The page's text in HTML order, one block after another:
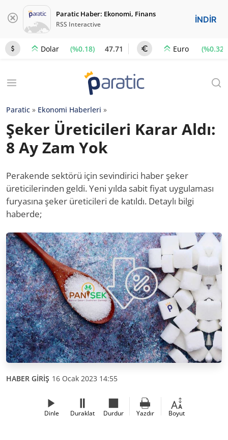
Paratic Haber: Ekonomi, Finans
RSS Interactive İNDİR
Dolar (%0.18) 47.71 Euro (%0.32)
Paratic » Ekonomi Haberleri »
Şeker Üreticileri Karar Aldı:
8 Ay Zam Yok
Perakende sektörü için sevindirici haber şeker
üreticilerinden geldi. Yeni yılda sabit fiyat uygulaması
furyasına şeker üreticileri de katıldı. Detaylı bilgi
haberde;
HABER GİRİŞ 16 Ocak 2023 14:55
Dinle Duraklat Durdur Yazdır Boyut